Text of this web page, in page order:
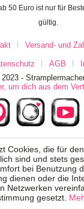
50 Euro ist nur für
gültig.
Versand- und
AGB
-
um dich aus dem
Cookies, die für
sind und stets
bei Benutzung
dienen oder die
Netzwerken
gesetzt.